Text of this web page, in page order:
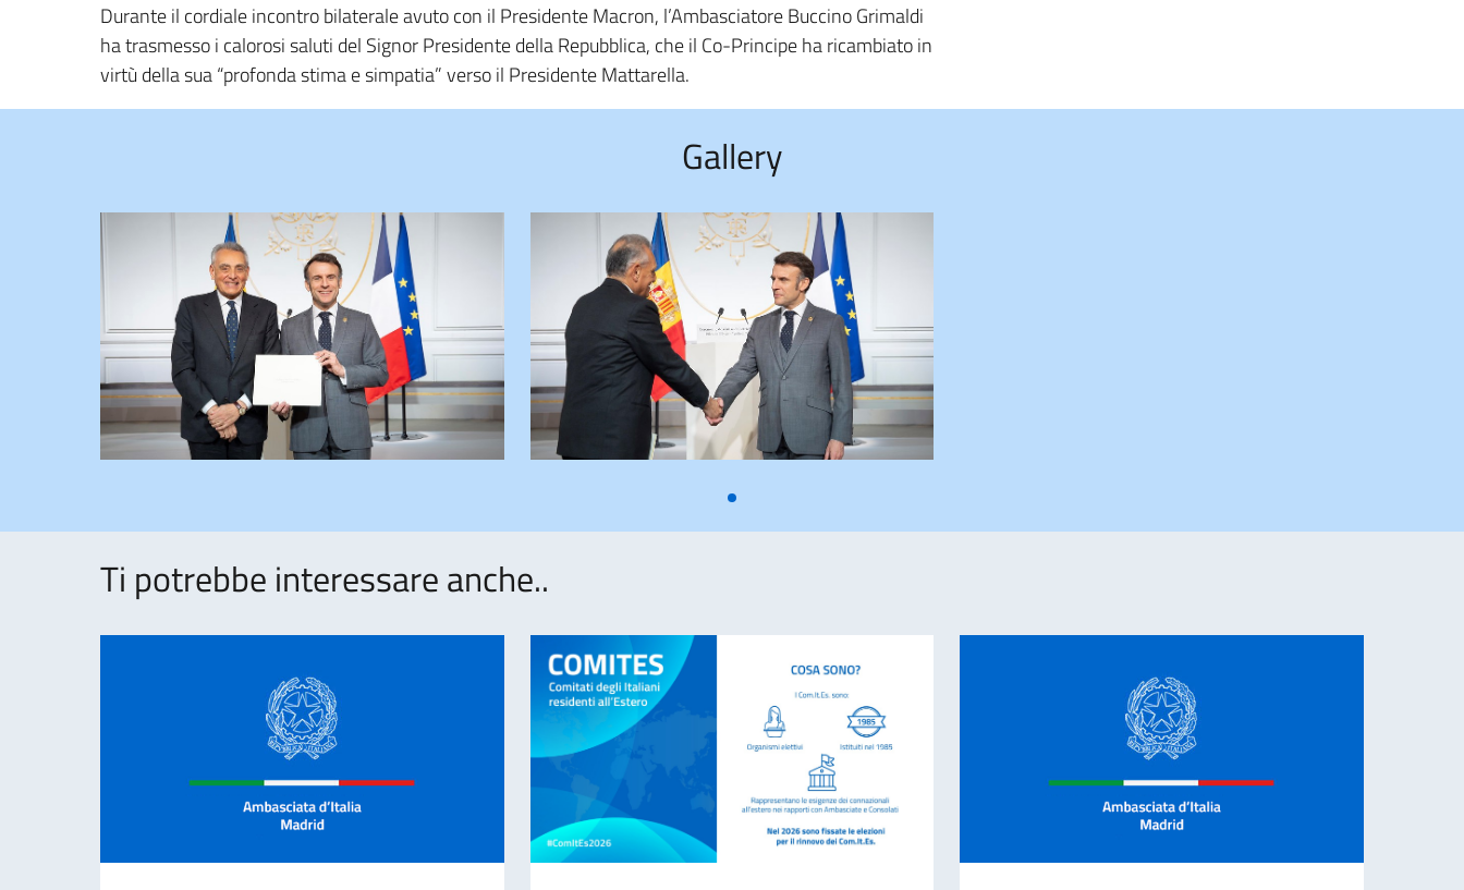
Durante il cordiale incontro bilaterale avuto con il Presidente Macron, l’Ambasciatore Buccino Grimaldi
ha trasmesso i calorosi saluti del Signor Presidente della Repubblica, che il Co-Principe ha ricambiato in
virtù della sua “profonda stima e simpatia” verso il Presidente Mattarella.
Gallery
Ti potrebbe interessare anche..